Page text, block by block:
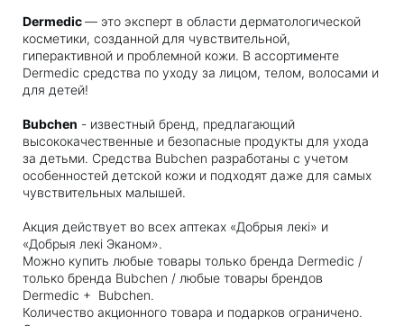
Dermedic— это эксперт в области дерматологической
косметики, созданной для чувствительной,
гиперактивной и проблемной кожи. В ассортименте
Dermedic средства по уходу за лицом, телом, волосами и
для детей!
Bubchen - известный бренд, предлагающий
высококачественные и безопасные продукты для ухода
за детьми. Средства Bubchen разработаны с учетом
особенностей детской кожи и подходят даже для самых
чувствительных малышей.
Акция действует во всех аптеках «Добрыя лекi» и
«Добрыя лекi Эканом».
Можно купить любые товары только бренда Dermedic /
только бренда Bubchen / любые товары брендов
Dermedic + Bubchen.
Количество акционного товара и подарков ограничено.